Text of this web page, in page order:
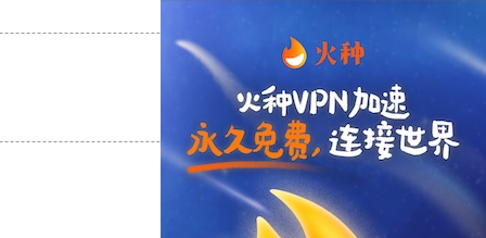
支持 [0] 反对 [0]
支持